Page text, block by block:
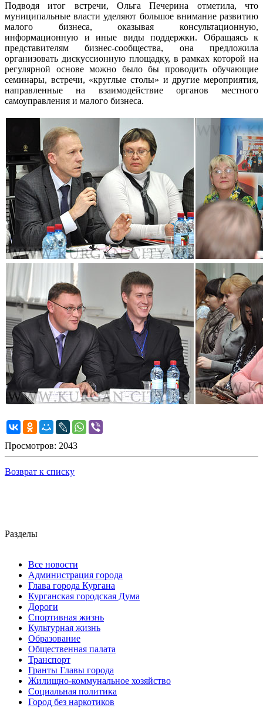
Подводя итог встречи, Ольга Печерина отметила, что
муниципальные власти уделяют большое внимание развитию
малого бизнеса, оказывая консультационную,
информационную и иные виды поддержки. Обращаясь к
представителям бизнес-сообщества, она предложила
организовать дискуссионную площадку, в рамках которой на
регулярной основе можно было бы проводить обучающие
семинары, встречи, «круглые столы» и другие мероприятия,
направленные на взаимодействие органов местного
самоуправления и малого бизнеса.
Просмотров: 2043
Возврат к списку
Разделы
Все новости
Администрация города
Глава города Кургана
Курганская городская Дума
Дороги
Спортивная жизнь
Культурная жизнь
Образование
Общественная палата
Транспорт
Гранты Главы города
Жилищно-коммунальное хозяйство
Социальная политика
Город без наркотиков